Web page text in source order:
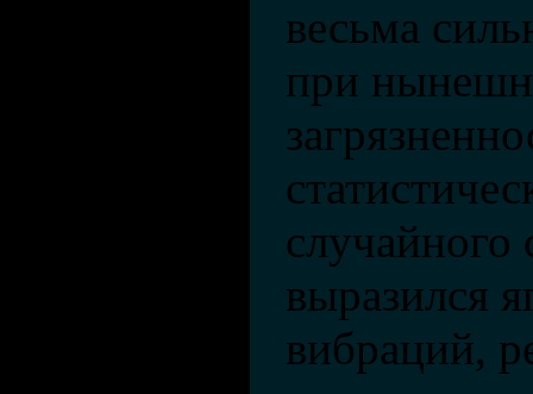
весьма
при
случайного
выразился
вибраций,